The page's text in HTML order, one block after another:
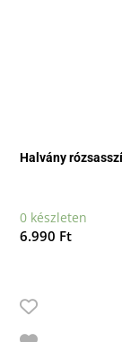
Halvány
0 készleten
6.990 Ft